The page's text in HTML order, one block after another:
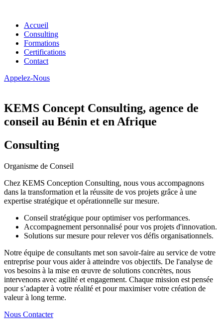
Accueil
Consulting
Formations
Certifications
Contact
Appelez-Nous
KEMS Concept Consulting, agence de
conseil au Bénin et en Afrique
Consulting
Organisme de Conseil
Chez KEMS Conception Consulting, nous vous accompagnons
dans la transformation et la réussite de vos projets grâce à une
expertise stratégique et opérationnelle sur mesure.
Conseil stratégique pour optimiser vos performances.
Accompagnement personnalisé pour vos projets d'innovation.
Solutions sur mesure pour relever vos défis organisationnels.
Notre équipe de consultants met son savoir-faire au service de votre
entreprise pour vous aider à atteindre vos objectifs. De l'analyse de
vos besoins à la mise en œuvre de solutions concrètes, nous
intervenons avec agilité et engagement. Chaque mission est pensée
pour s’adapter à votre réalité et pour maximiser votre création de
valeur à long terme.
Nous Contacter